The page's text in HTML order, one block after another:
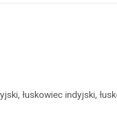
łuskowiec indyjski,